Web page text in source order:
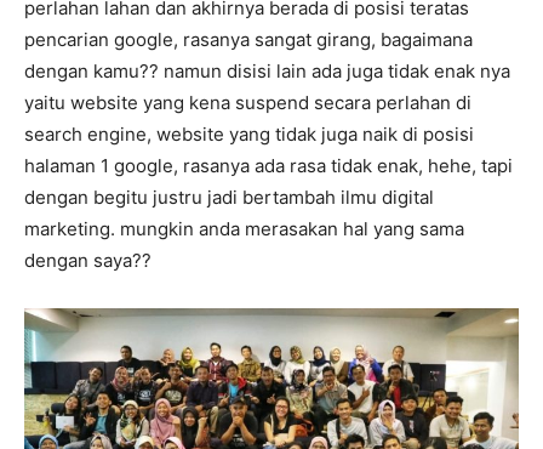
perlahan lahan dan akhirnya berada di posisi teratas
pencarian google, rasanya sangat girang, bagaimana
dengan kamu?? namun disisi lain ada juga tidak enak nya
yaitu website yang kena suspend secara perlahan di
search engine, website yang tidak juga naik di posisi
halaman 1 google, rasanya ada rasa tidak enak, hehe, tapi
dengan begitu justru jadi bertambah ilmu digital
marketing. mungkin anda merasakan hal yang sama
dengan saya??